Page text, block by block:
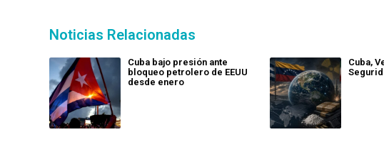
Noticias Relacionadas
Cuba bajo presión ante
bloqueo petrolero de EEUU
desde enero
Cuba,